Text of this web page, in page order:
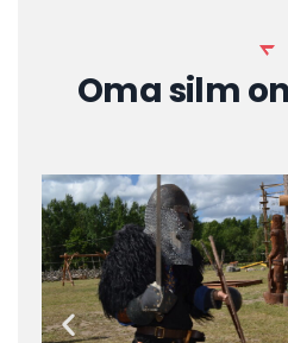
Oma silm